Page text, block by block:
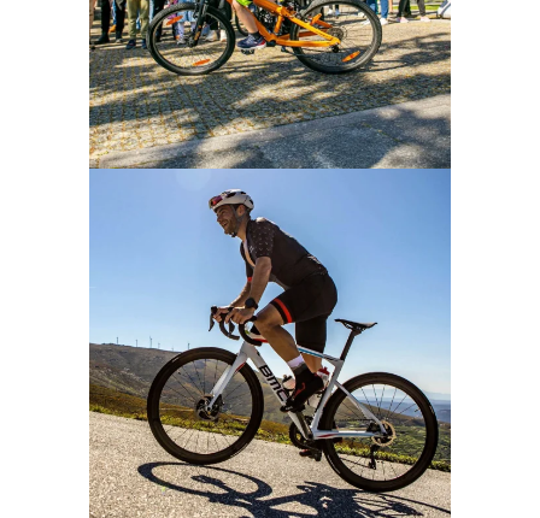
Ampliar